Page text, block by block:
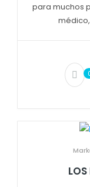
para muchos